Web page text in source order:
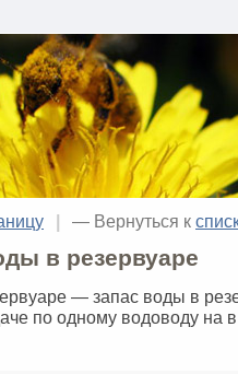
| — Вернуться к
в резервуаре
— запас воды в
по одному водоводу на